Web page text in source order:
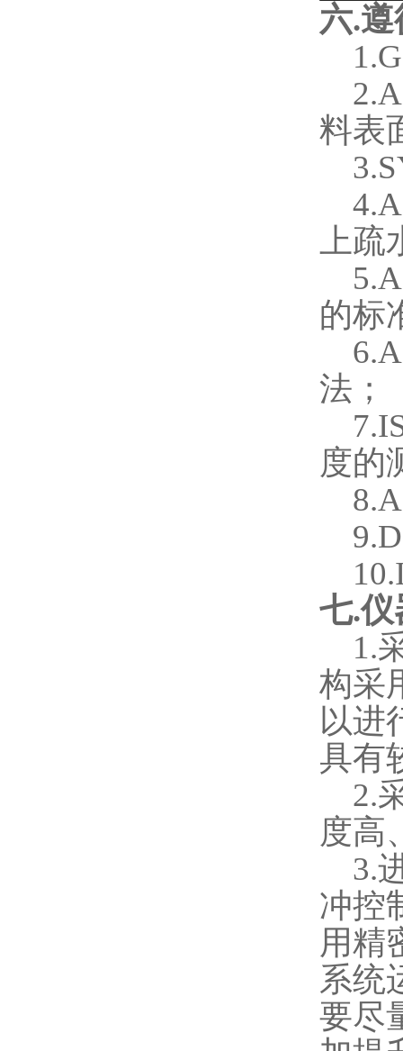
六.遵
料表
上
的标
法；
度的
七.仪
1.
构采
以进
具有
2.
度高
3.
冲控
用精
系统
要尽